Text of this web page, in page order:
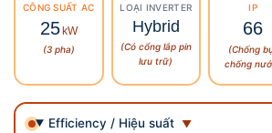
CÔNG SUẤT AC
25kW
(3 pha)
LOẠI INVERTER
Hybrid
(Có cổng lắp pin
lưu trữ)
IP
66
(Chống
chống
Efficiency / Hiệu suất